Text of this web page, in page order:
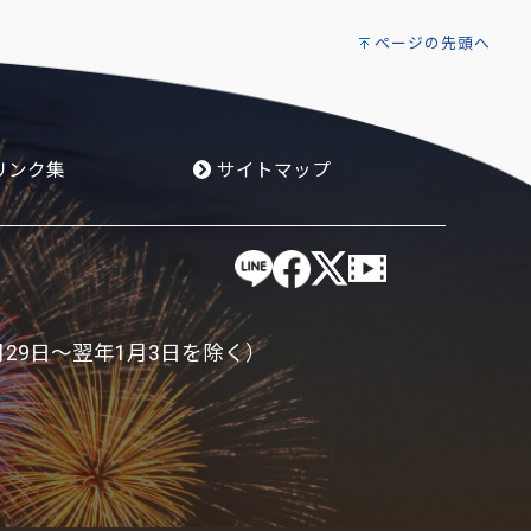
ページの先頭へ
ンク集 サイトマップ
日～翌年1月3日を除く）